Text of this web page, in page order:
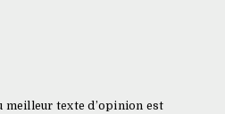
texte d’opinion est